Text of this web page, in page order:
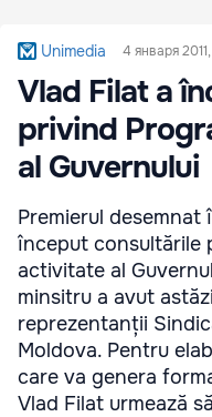
Unimedia 4 января
Vlad Filat a
privind
al Guvernului
Premierul desemnat
început consultările
activitate al
minsitru a avut
reprezentanții
Moldova. Pentru
care va genera
Vlad Filat urmează